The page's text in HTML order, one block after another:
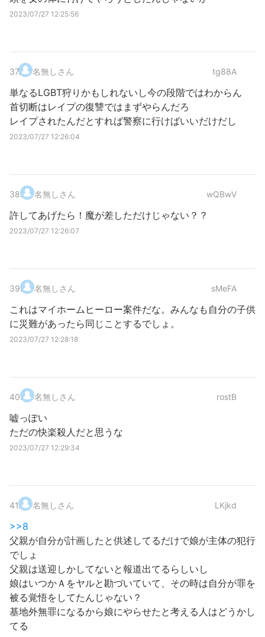
2023/07/27 12:25:56
37. 名無しさん tg88A
単なるLGBT狩りかもしれないし今の段階ではわからん
首切断はレイプの復讐ではまずやらんだろ
レイプされたんだとすれば警察に行けばいいだけだし
2023/07/27 12:26:04
38. 名無しさん wQBwV
許してあげたら！魔が差しただけじゃない？？
2023/07/27 12:26:07
39. 名無しさん sMeFA
これはマイホームヒーロー案件だな。みんなも自分の子供
に災難があったら同じことするでしょ。
2023/07/27 12:28:18
40. 名無しさん rostB
嘘っぽい
ただの快楽殺人だと思うな
2023/07/27 12:29:34
41. 名無しさん LKjkd
>>8
父親が自分が計画したと供述してるだけで娘が主体の犯行
でしょ
父親は送迎しかしてないと報道出てるらしいし
娘はいつかＡをヤルと勘づいていて、その時は自分が罪を
被る覚悟をしてたんじゃない？
基地外無罪になるから娘にやらせたと考える人はどうかし
てる